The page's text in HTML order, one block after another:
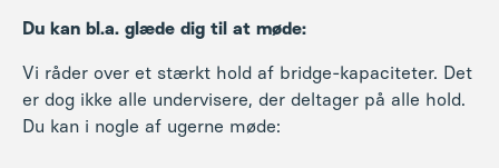
Du kan bl.a. glæde dig til at møde:
Vi råder over et stærkt hold af bridge-kapaciteter. Det
er dog ikke alle undervisere, der deltager på alle hold.
Du kan i nogle af ugerne møde: